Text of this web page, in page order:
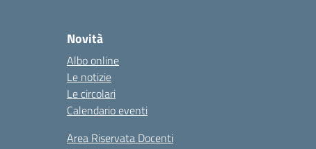
Novità
Albo online
Le notizie
Le circolari
Calendario eventi
Area Riservata Docenti